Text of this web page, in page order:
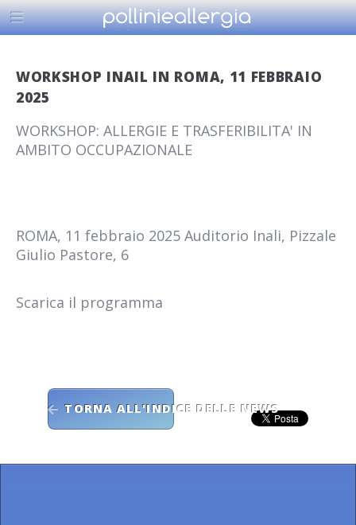
WORKSHOP INAIL IN ROMA, 11 FEBBRAIO
2025
WORKSHOP: ALLERGIE E TRASFERIBILITA' IN
AMBITO OCCUPAZIONALE
ROMA, 11 febbraio 2025 Auditorio Inali, Pizzale
Giulio Pastore, 6
Scarica il programma
TORNA ALL'INDICE DELLE NEWS